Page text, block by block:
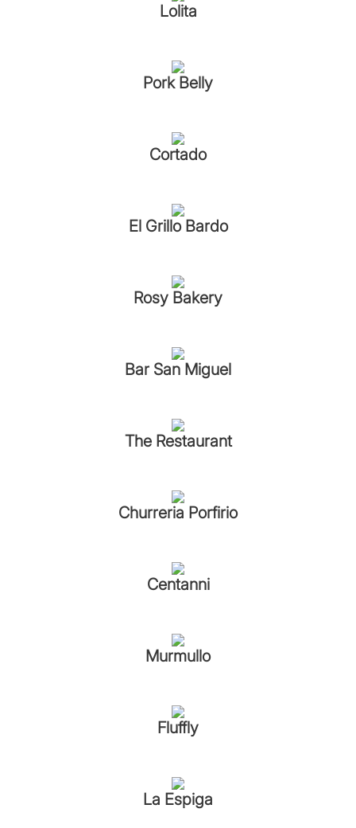
Lolita
Pork Belly
Cortado
El Grillo Bardo
Rosy Bakery
Bar San Miguel
The Restaurant
Churreria Porfirio
Centanni
Murmullo
Fluffly
La Espiga